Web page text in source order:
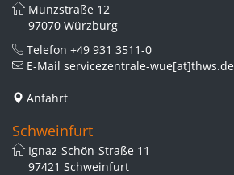
Münzstraße 12
97070 Würzburg
Telefon +49 931 3511-0
E-Mail servicezentrale-wue[at]thws.de
Anfahrt
Schweinfurt
Ignaz-Schön-Straße 11
97421 Schweinfurt